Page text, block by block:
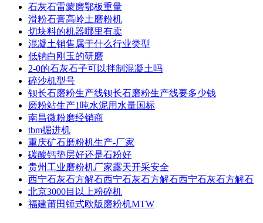
石灰石雷蒙磨鄂板重量
滑粉石膏高岭土磨粉机
切块料的机器哪里有卖
混凝土销售属于什么行业类型
低钠白刚玉的研磨
2-0的石灰石子可以拌制混凝土吗
碎沙机型号
钡长石磨粉生产线钡长石磨粉生产线要多少钱
磨粉站生产1吨水泥用水量国标
南昌微粉磨经销商
tbm掘进机
重庆矿石磨粉机生产-厂家
碳酸钙垫层好还是石粉好
贵州工业磨粉机厂家露天开采安全
西宁石灰石方解石西宁石灰石方解石西宁石灰石方解石
北京3000目以上粉碎机
福建莆田锤式欧版磨粉机MTW